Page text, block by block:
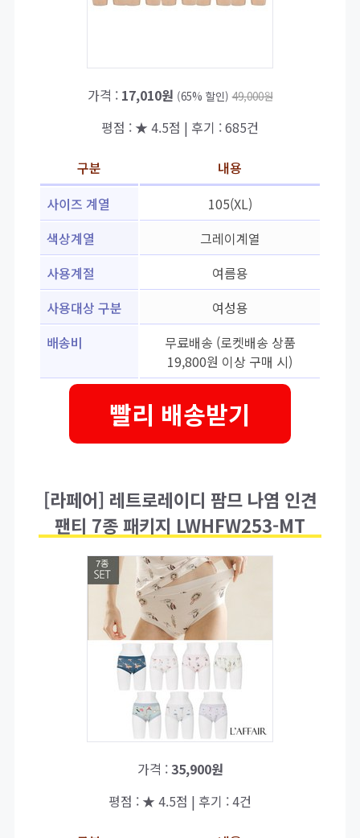
가격 : 17,010원 (65% 할인) 49,000원
평점 : ★ 4.5점 | 후기 : 685건
구분
내용
사이즈 계열
105(XL)
색상계열
그레이계열
사용계절
여름용
사용대상 구분
여성용
배송비
무료배송 (로켓배송 상품
19,800원 이상 구매 시)
빨리 배송받기
[라페어] 레트로레이디 팜므 나염 인견
팬티 7종 패키지 LWHFW253-MT
가격 :35,900원
평점 : ★ 4.5점 | 후기 : 4건